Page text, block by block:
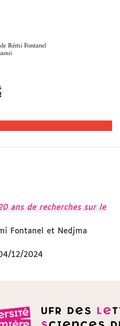
ans de recherches sur le
Fontanel et Nedjma
12/2024